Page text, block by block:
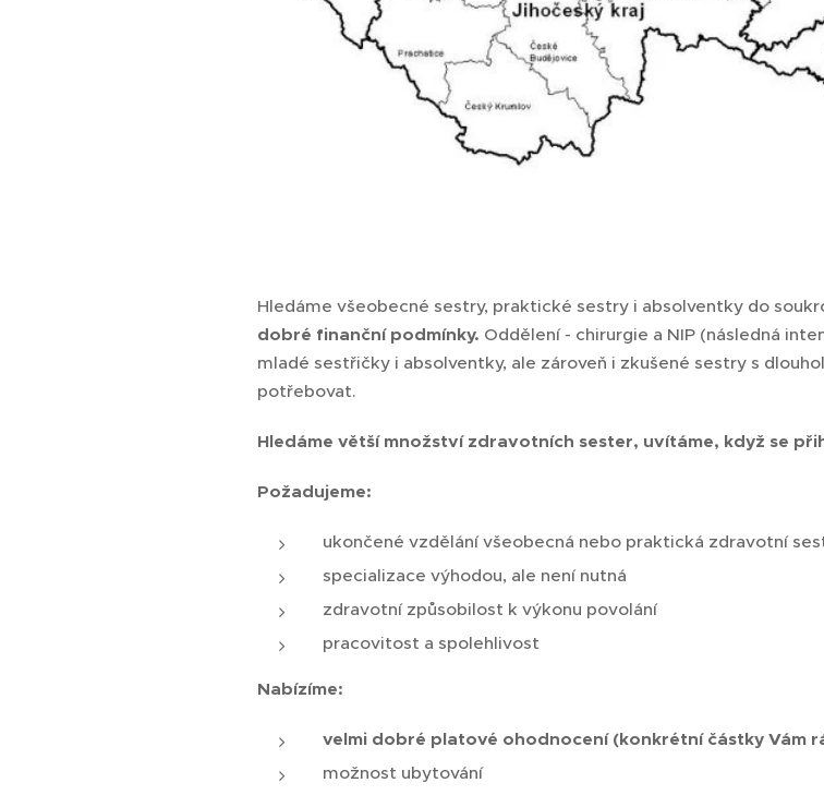
Hledáme všeobecné sestry, praktické sestry i absolventky do
dobré finanční podmínky. Oddělení - chirurgie a NIP (následná
mladé sestřičky i absolventky, ale zároveň i zkušené sestry s
potřebovat.
Hledáme větší množství zdravotních sester, uvítáme, když se
Požadujeme:
ukončené vzdělání všeobecná nebo praktická zdravotní
specializace výhodou, ale není nutná
zdravotní způsobilost k výkonu povolání
pracovitost a spolehlivost
Nabízíme:
velmi dobré platové ohodnocení (konkrétní částky Vám
možnost ubytování